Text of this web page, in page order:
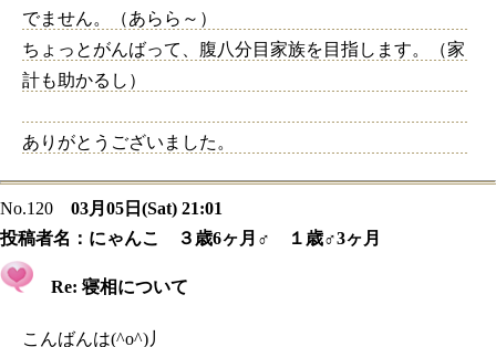
でません。（あらら～）
ちょっとがんばって、腹八分目家族を目指します。（家
計も助かるし）
ありがとうございました。
No.120
03月05日(Sat) 21:01
投稿者名： にゃんこ ３歳6ヶ月♂ １歳♂3ヶ月
Re: 寝相について
こんばんは(^o^)丿